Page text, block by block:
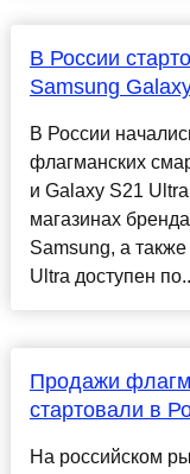
В России
Samsung
В России
флагманских
и Galaxy S21
магазинах
Samsung, а
Ultra доступен
Продажи
стартовали в
На российском